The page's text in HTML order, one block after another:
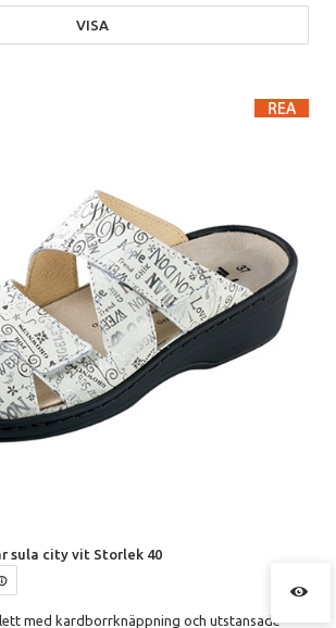
VISA
sula city vit Storlek 40
med kardborrknäppning och utstansade